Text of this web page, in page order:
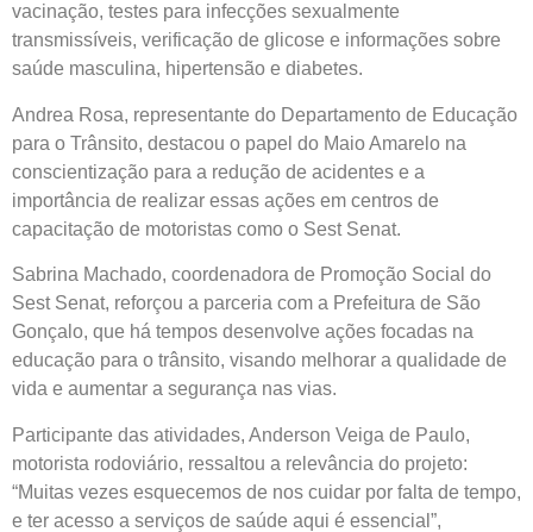
vacinação, testes para infecções sexualmente
transmissíveis, verificação de glicose e informações sobre
saúde masculina, hipertensão e diabetes.
Andrea Rosa, representante do Departamento de Educação
para o Trânsito, destacou o papel do Maio Amarelo na
conscientização para a redução de acidentes e a
importância de realizar essas ações em centros de
capacitação de motoristas como o Sest Senat.
Sabrina Machado, coordenadora de Promoção Social do
Sest Senat, reforçou a parceria com a Prefeitura de São
Gonçalo, que há tempos desenvolve ações focadas na
educação para o trânsito, visando melhorar a qualidade de
vida e aumentar a segurança nas vias.
Participante das atividades, Anderson Veiga de Paulo,
motorista rodoviário, ressaltou a relevância do projeto:
“Muitas vezes esquecemos de nos cuidar por falta de tempo,
e ter acesso a serviços de saúde aqui é essencial”,